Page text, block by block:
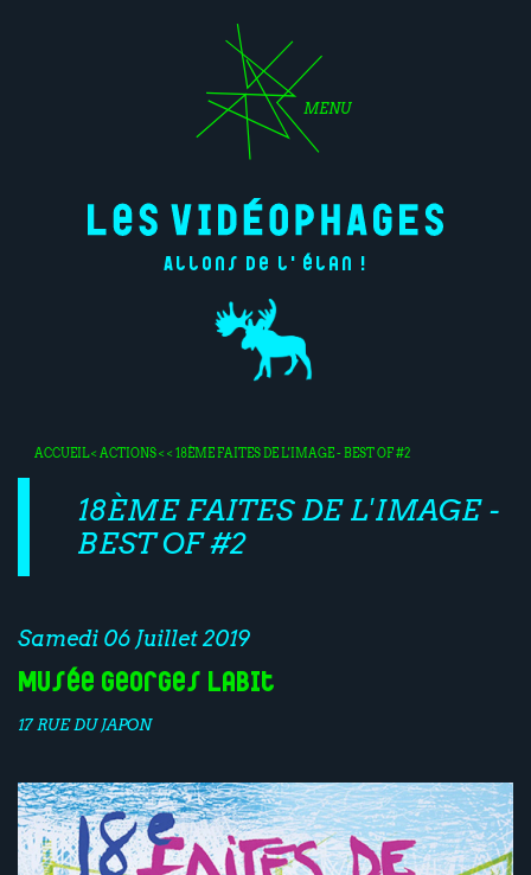
MENU
Allons de l'élan !
ACCUEIL<ACTIONS< < 18ÈME FAITES DE L'IMAGE - BEST OF #2
18ÈME FAITES DE L'IMAGE -
BEST OF #2
Samedi 06 Juillet 2019
Musée Georges Labit
17 RUE DU JAPON